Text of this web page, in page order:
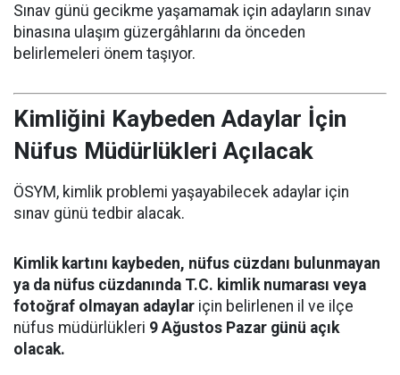
Sınav günü gecikme yaşamamak için adayların sınav
binasına ulaşım güzergâhlarını da önceden
belirlemeleri önem taşıyor.
Kimliğini Kaybeden Adaylar İçin
Nüfus Müdürlükleri Açılacak
ÖSYM, kimlik problemi yaşayabilecek adaylar için
sınav günü tedbir alacak.
Kimlik kartını kaybeden, nüfus cüzdanı bulunmayan
ya da nüfus cüzdanında T.C. kimlik numarası veya
fotoğraf olmayan adaylar için belirlenen il ve ilçe
nüfus müdürlükleri 9 Ağustos Pazar günü açık
olacak.